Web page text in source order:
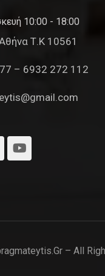
10:00 - 18:00
Τ.Κ 10561
– 6932 272 112
– All